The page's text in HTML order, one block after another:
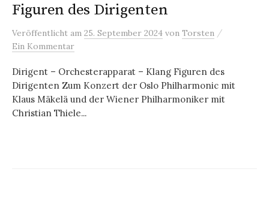
Figuren des Dirigenten
Veröffentlicht am 25. September 2024 von Torsten /
Ein Kommentar
Dirigent – Orchesterapparat – Klang Figuren des
Dirigenten Zum Konzert der Oslo Philharmonic mit
Klaus Mäkelä und der Wiener Philharmoniker mit
Christian Thiele...